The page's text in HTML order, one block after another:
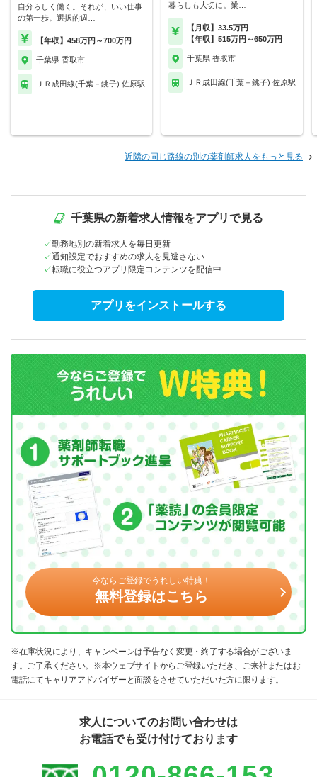
自分らしく働く。それが、いい仕事
の第一歩。選択的週…
【年収】458万円～700万円
千葉県 香取市
ＪＲ成田線(千葉－銚子) 佐原駅
暮らしも大切に。業…
【月収】33.5万円
【年収】515万円～650万円
千葉県 香取市
ＪＲ成田線(千葉－銚子) 佐原駅
近隣の同じ路線の別の薬剤師求人をもっと見る
千葉県の新着求人情報をアプリで見る
勤務地別の新着求人を毎日更新
通知設定でおすすめの求人を見逃さない
転職に役立つアプリ限定コンテンツを配信中
アプリをインストールする
今ならご登録でうれしい特典！
無料登録はこちら
※在庫状況により、キャンペーンは予告なく変更・終了する場合がございま
す。ご了承ください。※本ウェブサイトからご登録いただき、ご来社またはお
電話にてキャリアアドバイザーと面談をさせていただいた方に限ります。
求人についてのお問い合わせは
お電話でも受け付けております